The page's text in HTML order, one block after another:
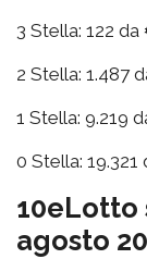
3 Stella: 122 da
2 Stella: 1.487
1 Stella: 9.219
0 Stella: 19.321
10eLotto
agosto